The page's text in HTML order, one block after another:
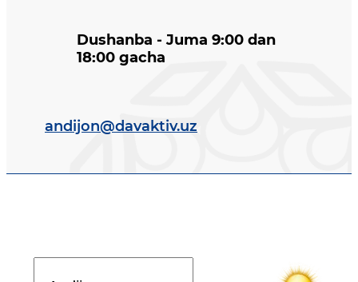
Dushanba - Juma 9:00 dan
18:00 gacha
andijon@davaktiv.uz